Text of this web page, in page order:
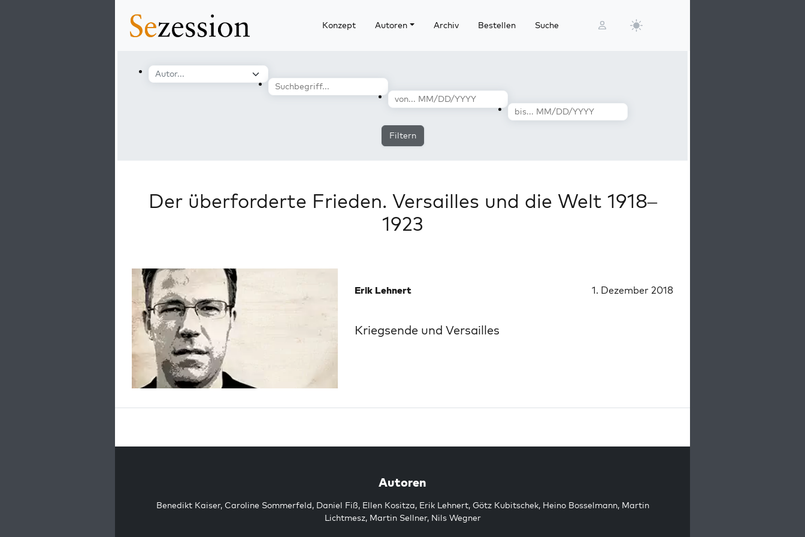
Konzept Autoren Archiv Bestellen Suche
Filtern
Der überforderte Frieden. Versailles und die Welt 1918–
1923
Erik Lehnert 1. Dezember 2018
Kriegsende und Versailles
Autoren
Benedikt Kaiser, Caroline Sommerfeld, Daniel Fiß, Ellen Kositza, Erik Lehnert, Götz Kubitschek, Heino Bosselmann, Martin
Lichtmesz, Martin Sellner, Nils Wegner